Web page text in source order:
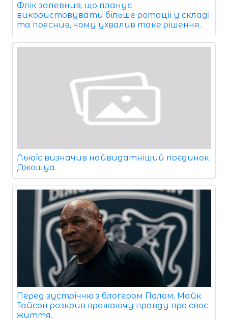
Флік запевнив, що планує
використовувати більше ротації у складі
та пояснив, чому ухвалив таке рішення.
Льюїс визначив найвидатніший поєдинок
Джошуа.
Перед зустріччю з блогером Полом, Майк
Тайсон розкрив вражаючу правду про своє
життя.